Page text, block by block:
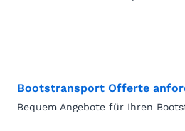
Bootstransport Offerte
Bequem Angebote für Ihren